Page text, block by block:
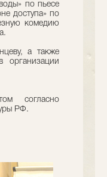
по пьесе
доступа» по
комедию
а также
согласно
РФ.